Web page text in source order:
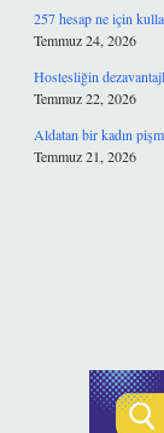
257 hesap ne için
Temmuz 24, 2026
Hostesliğin
Temmuz 22, 2026
Aldatan bir kadın
Temmuz 21, 2026